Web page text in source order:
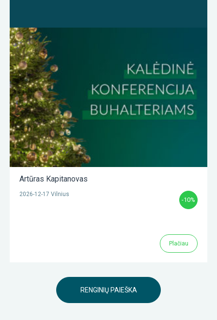
Artūras Kapitanovas
2026-12-17 Vilnius
-10%
Plačiau
RENGINIŲ PAIEŠKA